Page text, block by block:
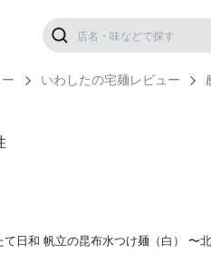
いわしたの宅麺レビュー
日和 帆立の昆布水つけ麺（白） 〜